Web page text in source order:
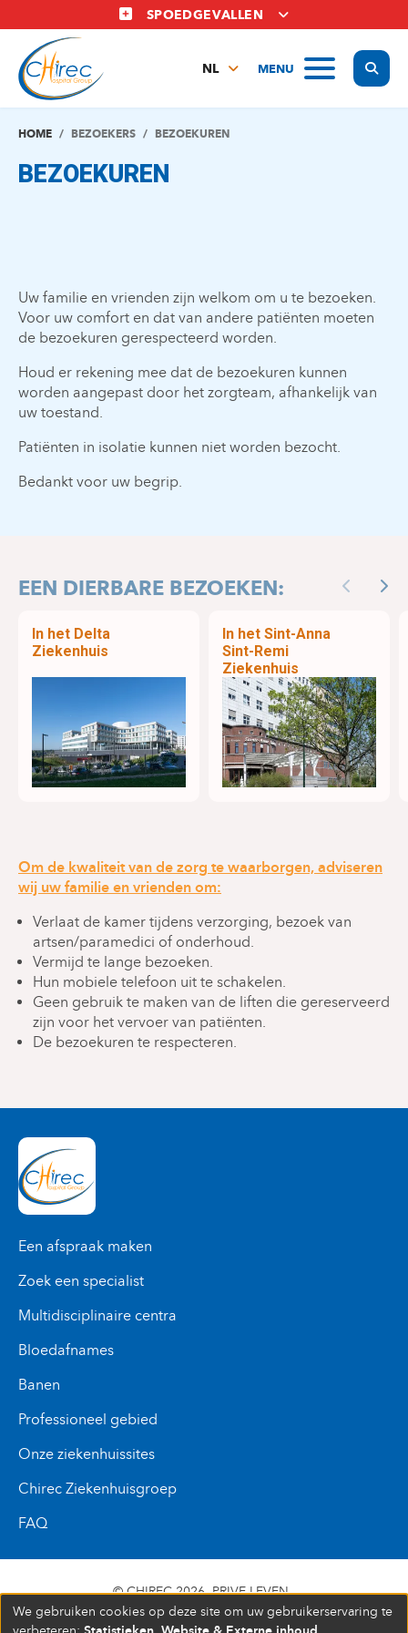
en
naar
inhoud
gaan
SPOEDGEVALLEN
MENU
NL
EN
HOME BEZOEKERS BEZOEKUREN
BEZOEKUREN
Uw familie en vrienden zijn welkom om u te bezoeken.
Voor uw comfort en dat van andere patiënten moeten
de bezoekuren gerespecteerd worden.
Houd er rekening mee dat de bezoekuren kunnen
worden aangepast door het zorgteam, afhankelijk van
uw toestand.
Patiënten in isolatie kunnen niet worden bezocht.
Bedankt voor uw begrip.
EEN DIERBARE BEZOEKEN: Previous
In het Delta
Ziekenhuis
In het Sint-Anna
Sint-Remi
Ziekenhuis
Om de kwaliteit van de zorg te waarborgen, adviseren
wij uw familie en vrienden om:
Verlaat de kamer tijdens verzorging, bezoek van
artsen/paramedici of onderhoud.
Vermijd te lange bezoeken.
Hun mobiele telefoon uit te schakelen.
Geen gebruik te maken van de liften die gereserveerd
zijn voor het vervoer van patiënten.
De bezoekuren te respecteren.
Een afspraak maken
Zoek een specialist
Multidisciplinaire centra
Bloedafnames
Banen
Professioneel gebied
Onze ziekenhuissites
Chirec Ziekenhuisgroep
FAQ
© CHIREC 2026 PRIVE LEVEN
SIÈGE SOCIAL BOULEVARD DU TRIOMPHE 201 1160
We gebruiken cookies op deze site om uw gebruikerservaring te